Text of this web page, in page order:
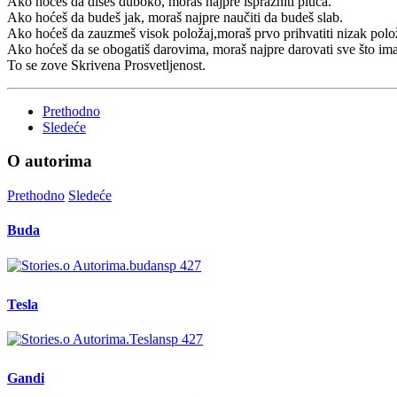
Ako hoćeš da budeš jak, moraš najpre naučiti da budeš slab.
Ako hoćeš da zauzmeš visok položaj,moraš prvo prihvatiti nizak
Ako hoćeš da se obogatiš darovima, moraš najpre darovati sve što
To se zove Skrivena Prosvetljenost.
Prethodno
Sledeće
O autorima
Prethodno Sledeće
Buda
Tesla
Gandi